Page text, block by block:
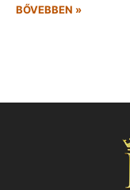
BŐVEBBEN »